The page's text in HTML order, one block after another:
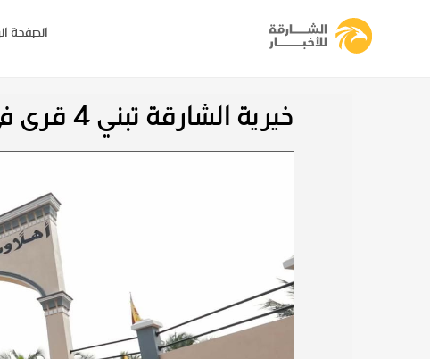
الصفحة
خيرية الشارقة تبني 4 قرى في أفريقيا